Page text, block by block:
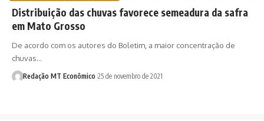
Distribuição das chuvas favorece semeadura da safra
em Mato Grosso
De acordo com os autores do Boletim, a maior concentração de
chuvas…
Redação MT Econômico 25 de novembro de 2021